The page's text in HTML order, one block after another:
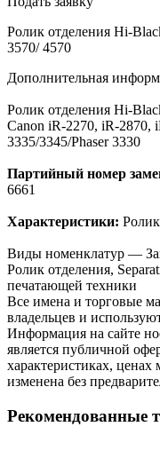
Ролик отделения Hi-
3570/ 4570
Дополнительная
Ролик отделения Hi-
Canon iR-2270, iR-2870,
3335/3345/Phaser 3330
Партийный номер
6661
Характеристики:
Виды номенклатур —
Ролик отделения,
печатающей техники
Все имена и торговые
владельцев и
Информация на сайте
является публичной
характеристиках,
изменена без
Рекомендованные